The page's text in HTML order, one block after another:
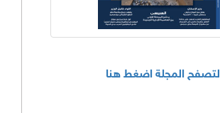
لتصفح المجلة اضغط هنا